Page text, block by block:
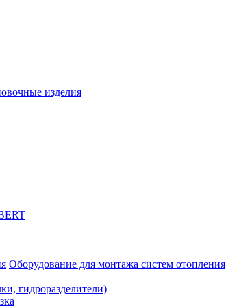
изделия
Оборудование для монтажа систем отопления
гидроразделители)